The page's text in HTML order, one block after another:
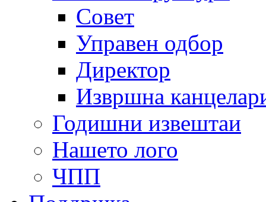
Совет
Управен одбор
Директор
Извршна
Годишни извештаи
Нашето лого
ЧПП